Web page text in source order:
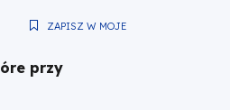
ZAPISZ W MOJE
przy